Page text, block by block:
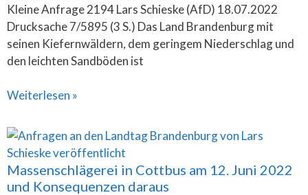
Kleine Anfrage 2194 Lars Schieske (AfD) 18.07.2022
Drucksache 7/5895 (3 S.) Das Land Brandenburg mit
seinen Kiefernwäldern, dem geringem Niederschlag und
den leichten Sandböden ist
Weiterlesen »
Massenschlägerei in Cottbus am 12. Juni 2022
und Konsequenzen daraus